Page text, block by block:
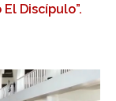
Discípulo”.